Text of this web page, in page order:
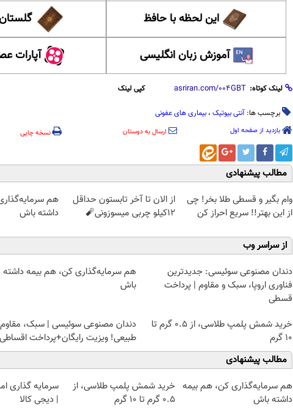
این لحظه با حافظ
آموزش زبان انگلیسی آپارات
لینک کوتاه: کپی لینک
برچسب ها: آنتی بیوتیک ، بیماری های عفونی
بازدید از صفحه اول ارسال به دوستان نسخه چاپی
مطالب پیشنهادی
وام بگیر و قسطی طلا بخر! چی
از این بهتر!! سریع احراز کن
از الان تا آخر تابستون حداقل
12کیلو چربی میسوزونی🧨
هم
داشته باش
از سراسر وب
دندان مصنوعی سوئیسی: جدیدترین
فناوری اروپا، سبک و مقاوم | پرداخت
قسطی
هم سرمایه‌گذاری کن، هم بیمه داشته
باش
خرید شمش پلمپ طلاسی، از ۰.۵ گرم تا
۱۰ گرم
دندان مصنوعی سوئیسی | سبک،
طبیعی! ویزیت رایگان+پرداخت
مطالب پیشنهادی
هم سرمایه‌گذاری کن، هم بیمه
داشته باش
خرید شمش پلمپ طلاسی، از
۰.۵ گرم تا ۱۰ گرم
سرمایه گذاری
| دیجی کالا